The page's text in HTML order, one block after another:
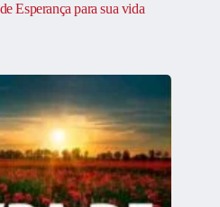
Esperança para sua vida